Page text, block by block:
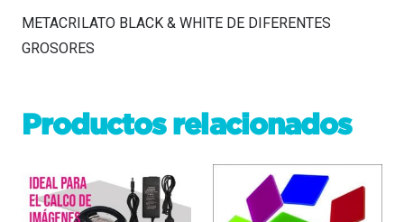
METACRILATO BLACK & WHITE DE DIFERENTES
GROSORES
Productos relacionados